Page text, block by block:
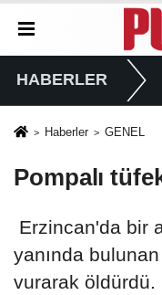
HABERLER
Haberler GENEL
Pompalı
Erzincan'da bir
yanında
vurarak öldürdü.